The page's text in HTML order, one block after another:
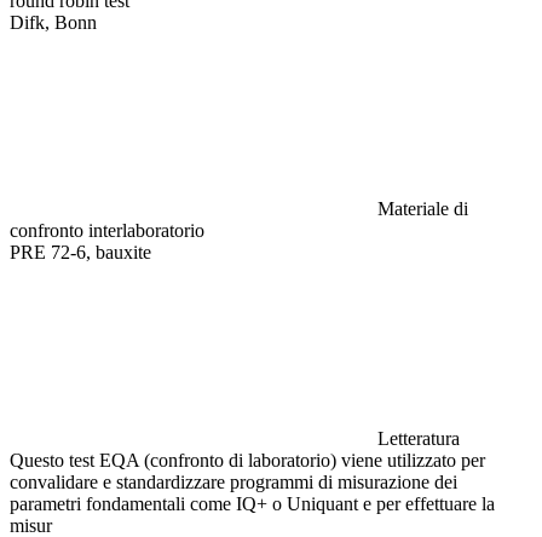
Difk, Bonn
Materiale di
confronto interlaboratorio
PRE 72-6, bauxite
Letteratura
Questo test EQA (confronto di laboratorio) viene utilizzato per
convalidare e standardizzare programmi di misurazione dei
parametri fondamentali come IQ+ o Uniquant e per effettuare la
misur